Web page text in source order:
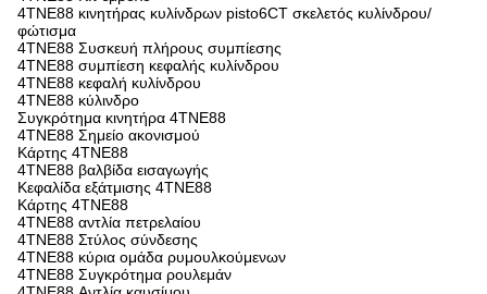
4TNE88 κινητήρας κυλίνδρων pisto6CT σκελετός κυλίνδρου/
φώτισμα
4TNE88 Συσκευή πλήρους συμπίεσης
4TNE88 συμπίεση κεφαλής κυλίνδρου
4TNE88 κεφαλή κυλίνδρου
4TNE88 κύλινδρο
Συγκρότημα κινητήρα 4TNE88
4TNE88 Σημείο ακονισμού
Κάρτης 4TNE88
4TNE88 βαλβίδα εισαγωγής
Κεφαλίδα εξάτμισης 4TNE88
Κάρτης 4TNE88
4TNE88 αντλία πετρελαίου
4TNE88 Στύλος σύνδεσης
4TNE88 κύρια ομάδα ρυμουλκούμενων
4TNE88 Συγκρότημα ρουλεμάν